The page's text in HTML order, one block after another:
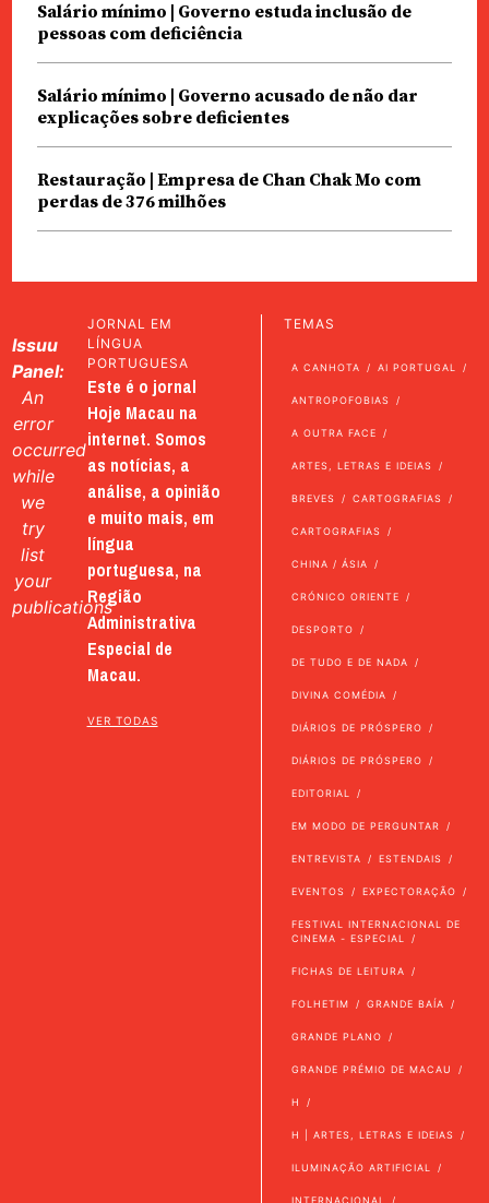
Salário mínimo | Governo estuda inclusão de
pessoas com deficiência
Salário mínimo | Governo acusado de não dar
explicações sobre deficientes
Restauração | Empresa de Chan Chak Mo com
perdas de 376 milhões
Issuu
Panel:
An
error
occurred
while
we
try
list
your
publications
JORNAL EM
LÍNGUA
PORTUGUESA
Este é o jornal
Hoje Macau na
internet. Somos
as notícias, a
análise, a opinião
e muito mais, em
língua
portuguesa, na
Região
Administrativa
Especial de
Macau.
VER TODAS
TEMAS
A CANHOTA AI PORTUGAL
ANTROPOFOBIAS
A OUTRA FACE
ARTES, LETRAS E IDEIAS
BREVES CARTOGRAFIAS
CARTOGRAFIAS
CHINA / ÁSIA
CRÓNICO ORIENTE
DESPORTO
DE TUDO E DE NADA
DIVINA COMÉDIA
DIÁRIOS DE PRÓSPERO
DIÁRIOS DE PRÓSPERO
EDITORIAL
EM MODO DE PERGUNTAR
ENTREVISTA ESTENDAIS
EVENTOS EXPECTORAÇÃO
FESTIVAL INTERNACIONAL DE
CINEMA - ESPECIAL
FICHAS DE LEITURA
FOLHETIM GRANDE BAÍA
GRANDE PLANO
GRANDE PRÉMIO DE MACAU
H
H | ARTES, LETRAS E IDEIAS
ILUMINAÇÃO ARTIFICIAL